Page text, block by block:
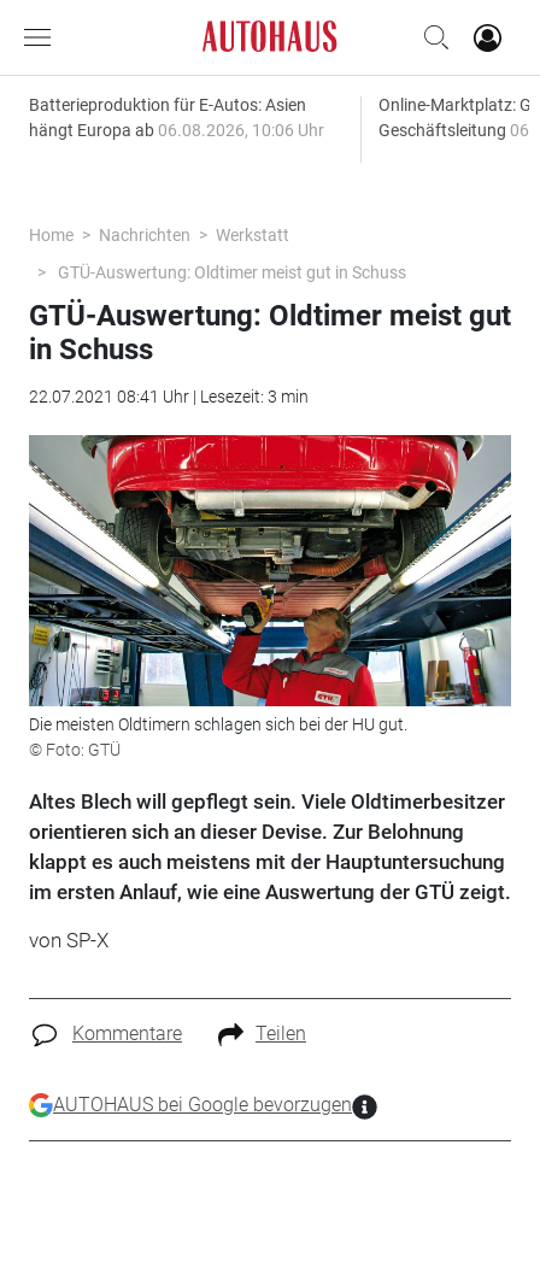
Batterieproduktion für E-Autos: Asien
hängt Europa ab 06.08.2026, 10:06 Uhr
Online-Marktplatz:
Geschäftsleitung
Home Nachrichten
Werkstatt
GTÜ-Auswertung: Oldtimer meist gut in Schuss
GTÜ-Auswertung: Oldtimer meist gut
in Schuss
22.07.2021 08:41 Uhr | Lesezeit: 3 min
Die meisten Oldtimern schlagen sich bei der HU gut.
© Foto: GTÜ
Altes Blech will gepflegt sein. Viele Oldtimerbesitzer
orientieren sich an dieser Devise. Zur Belohnung
klappt es auch meistens mit der Hauptuntersuchung
im ersten Anlauf, wie eine Auswertung der GTÜ zeigt.
von SP-X
Kommentare Teilen
AUTOHAUS bei Google bevorzugen